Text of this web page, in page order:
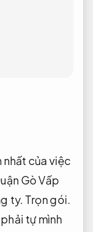
của việc
Gò Vấp
ty. Trọn gói.
tự mình